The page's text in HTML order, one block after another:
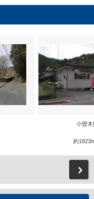
小曽木
約